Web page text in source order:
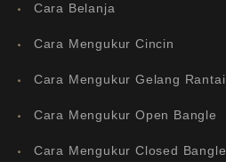
Cara Belanja
Cara Mengukur Cincin
Cara Mengukur Gelang Rantai
Cara Mengukur Open Bangle
Cara Mengukur Closed Bangle